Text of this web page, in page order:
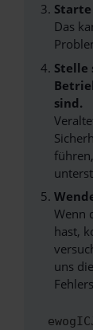
Das
Stelle
sind.
Wenn
hast,
uns